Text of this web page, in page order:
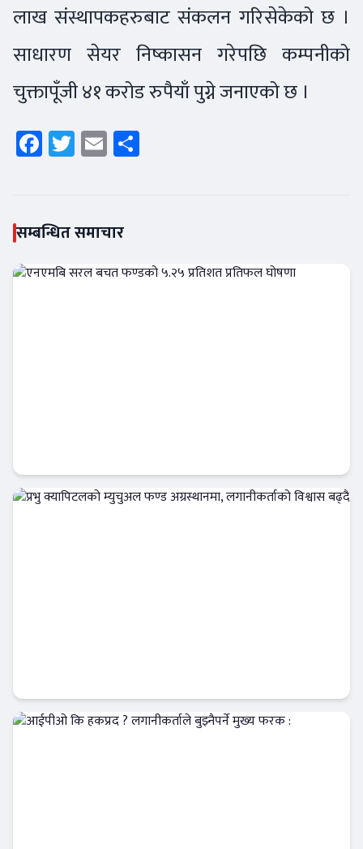
लाख संस्थापकहरुबाट संकलन गरिसेकेको छ ।
साधारण सेयर निष्कासन गरेपछि कम्पनीको
चुक्तापूँजी ४१ करोड रुपैयाँ पुग्ने जनाएको छ ।
Facebook
Twitter
Email
सम्बन्धित समाचार
क्यापिटल मार्केट
Banner News